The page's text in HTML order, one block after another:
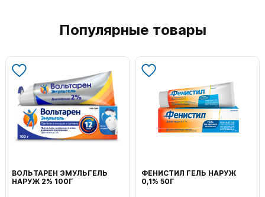
Популярные товары
ВОЛЬТАРЕН ЭМУЛЬГЕЛЬ
НАРУЖ 2% 100Г
ФЕНИСТИЛ ГЕЛЬ НАРУЖ
0,1% 50Г